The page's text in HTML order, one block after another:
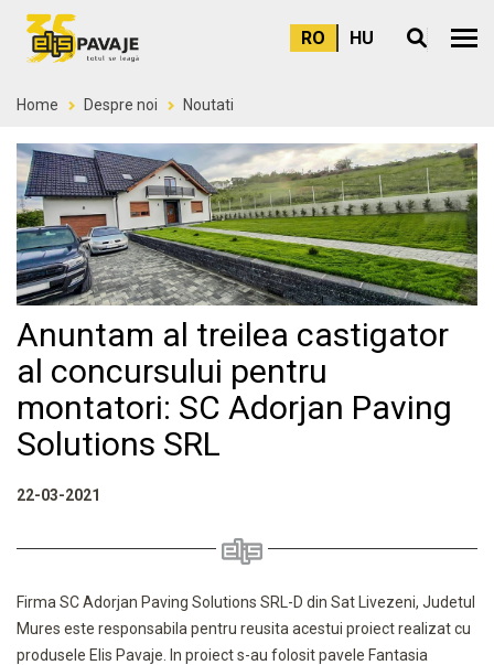
RO HU Meniu
Home Despre noi Noutati
Anuntam al treilea castigator
al concursului pentru
montatori: SC Adorjan Paving
Solutions SRL
22-03-2021
Firma SC Adorjan Paving Solutions SRL-D din Sat Livezeni, Judetul
Mures este responsabila pentru reusita acestui proiect realizat cu
produsele Elis Pavaje. In proiect s-au folosit pavele Fantasia